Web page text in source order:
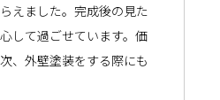
えました。完成後の見た
して過ごせています。価
、外壁塗装をする際にも